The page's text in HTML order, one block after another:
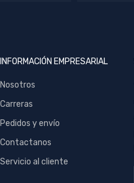
INFORMACIÓN EMPRESARIAL
Nosotros
Carreras
Pedidos y envío
Contactanos
Servicio al cliente